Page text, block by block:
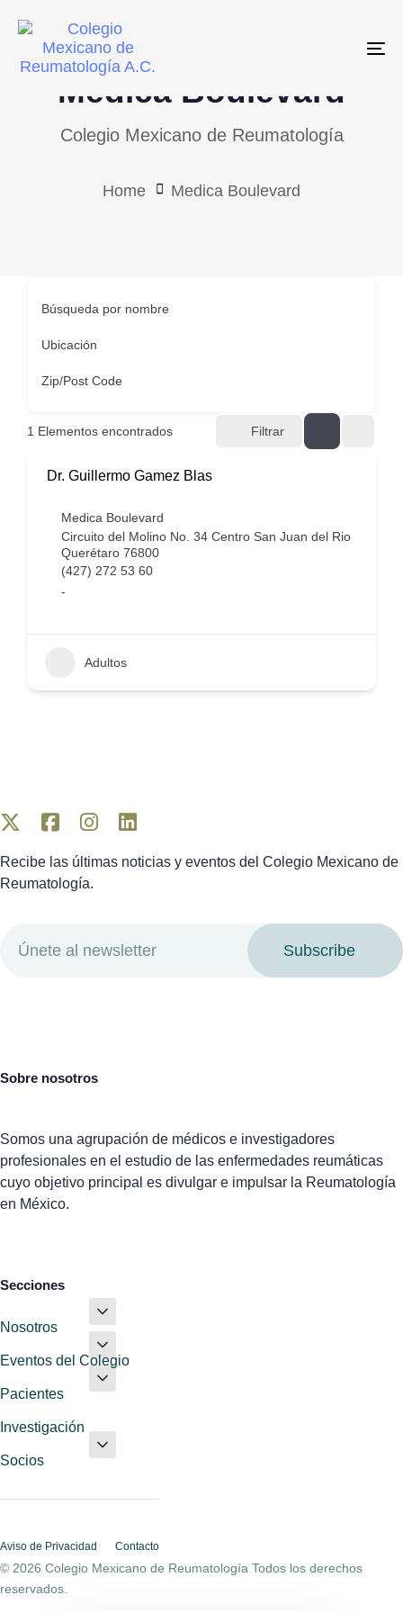
links
primary
navigationMedica Boulevard
Colegio Mexicano de Reumatología
Home Medica Boulevard
Búsqueda por nombre
Ubicación
Zip/Post Code
1 Elementos encontrados Filtrar
Dr. Guillermo Gamez Blas
Medica Boulevard
Circuito del Molino No. 34 Centro San Juan del Rio
Querétaro 76800
(427) 272 53 60
-
Adultos
Recibe las últimas noticias y eventos del Colegio Mexicano de
Reumatología.
Subscribe
Sobre nosotros
Somos una agrupación de médicos e investigadores
profesionales en el estudio de las enfermedades reumáticas
cuyo objetivo principal es divulgar e impulsar la Reumatología
en México.
Secciones
Nosotros
Eventos del Colegio
Pacientes
Investigación
Socios
Aviso de Privacidad Contacto
© 2026 Colegio Mexicano de Reumatología Todos los derechos
reservados.